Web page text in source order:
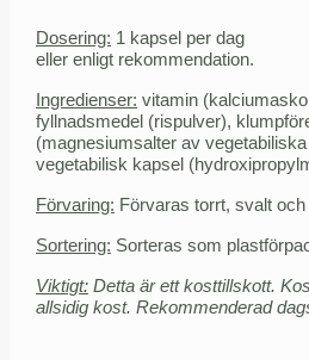
Dosering: 1 kapsel per dag
eller enligt rekommendation.
Ingredienser: vitamin
fyllnadsmedel (rispulver),
(magnesiumsalter av
vegetabilisk kapsel
Förvaring: Förvaras torrt, svalt
Sortering: Sorteras som
Viktigt: Detta är ett kosttillskott.
allsidig kost. Rekommenderad